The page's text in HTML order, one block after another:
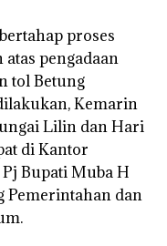
proses
pengadaan
tol Betung
Kemarin
Lilin dan Hari
di Kantor
Bupati Muba H
Pemerintahan dan